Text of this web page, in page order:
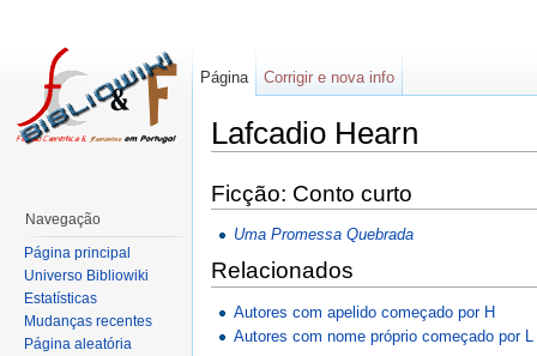
Lafcadio Hearn
Ficção: Conto curto
Uma Promessa Quebrada
Relacionados
Autores com apelido começado por H
Autores com nome próprio começado por L
Página Corrigir e nova info
Navegação
Página principal
Universo Bibliowiki
Estatísticas
Mudanças recentes
Página aleatória